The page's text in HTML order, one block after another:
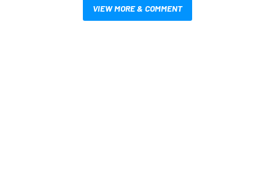
VIEW MORE & COMMENT